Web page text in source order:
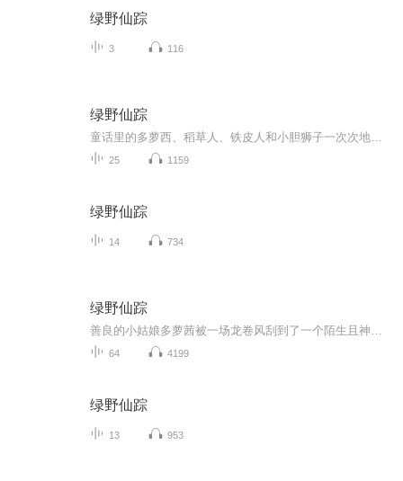
绿野仙踪
3 116
绿野仙踪
25 1159
绿野仙踪
14 734
绿野仙踪
64 4199
绿野仙踪
13 953